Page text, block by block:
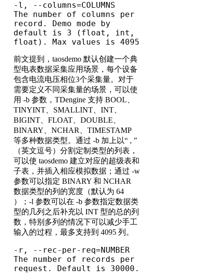
-l, --columns=COLUMNS
The number of columns per
record. Demo mode by
default is 3 (float, int,
float). Max values is 4095
前文提到，taosdemo 默认创建一个典
型电表数据采集应用场景，每个设备
包含电流电压相位3个采集量。对于
需要定义不同采集量的场景，可以使
用 -b 参数，TDengine 支持 BOOL、
TINYINT、SMALLINT、INT、
BIGINT、FLOAT、DOUBLE、
BINARY、NCHAR、TIMESTAMP
等多种数据类型。通过 -b 加上以“ , ”
（英文逗号）分割定制类型的列表，
可以使 taosdemo 建立对应的超级表和
子表，并插入相应模拟数据；通过 -w
参数可以指定 BINARY 和 NCHAR
数据类型的列的宽度（默认为 64
）；-l 参数可以在 -b 参数指定数据类
型的几列之后补充以 INT 型的总的列
数，特别多列的情况下可以减少手工
输入的过程，最多支持到 4095 列。
-r, --rec-per-req=NUMBER
The number of records per
request. Default is 30000.